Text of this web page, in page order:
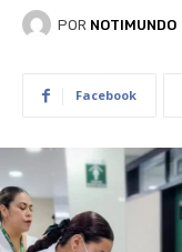
POR NOTIMUNDO
Facebook